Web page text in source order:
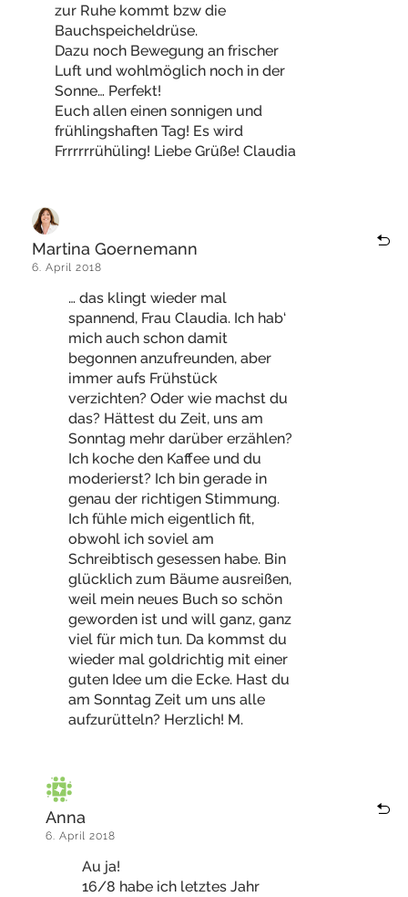
zur Ruhe kommt bzw die
Bauchspeicheldrüse.
Dazu noch Bewegung an frischer
Luft und wohlmöglich noch in der
Sonne… Perfekt!
Euch allen einen sonnigen und
frühlingshaften Tag! Es wird
Frrrrrrühüling! Liebe Grüße! Claudia
Martina Goernemann
6. April 2018
… das klingt wieder mal
spannend, Frau Claudia. Ich hab‘
mich auch schon damit
begonnen anzufreunden, aber
immer aufs Frühstück
verzichten? Oder wie machst du
das? Hättest du Zeit, uns am
Sonntag mehr darüber erzählen?
Ich koche den Kaffee und du
moderierst? Ich bin gerade in
genau der richtigen Stimmung.
Ich fühle mich eigentlich fit,
obwohl ich soviel am
Schreibtisch gesessen habe. Bin
glücklich zum Bäume ausreißen,
weil mein neues Buch so schön
geworden ist und will ganz, ganz
viel für mich tun. Da kommst du
wieder mal goldrichtig mit einer
guten Idee um die Ecke. Hast du
am Sonntag Zeit um uns alle
aufzurütteln? Herzlich! M.
Anna
6. April 2018
Au ja!
16/8 habe ich letztes Jahr